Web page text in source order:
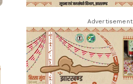
Advertisement